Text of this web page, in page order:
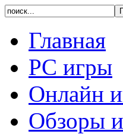
Главная
PC игры
Онлайн
Обзоры